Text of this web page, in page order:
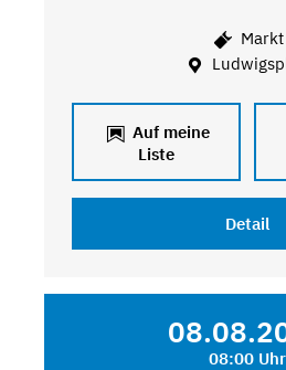
Markt
Auf meine
Liste
Detail
08:00 Uhr